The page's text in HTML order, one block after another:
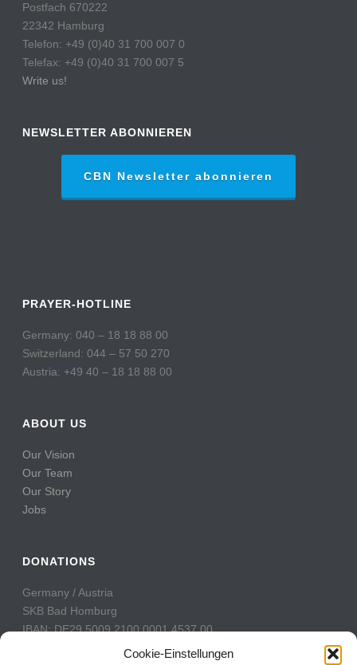
Cookie-Einstellungen
Postfach 670222
22342 Hamburg
Telefon: +49 (0)40 31 700 007 0
Telefax: +49 (0)40 31 700 007 5
Write us!
NEWSLETTER ABONNIEREN
CBN Newsletter abonnieren
PRAYER-HOTLINE
Germany: 040 – 18 18 88 00
Switzerland: 044 – 57 50 270
Austria: +49 40 – 18 18 88 00
ABOUT US
Our Vision
Our Team
Our Story
Jobs
DONATIONS
Germany / Austria
SKB Bad Homburg
IBAN: DE29 5009 2100 0001 4537 00
BIC: GENODE51BH2